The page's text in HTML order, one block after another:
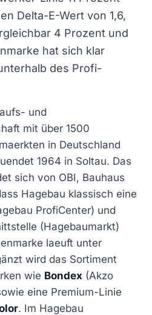
Delta-E-Wert von 1,6,
4 Prozent und
hat sich klar
des Profi-
und
mit über 1500
in Deutschland
1964 in Soltau. Das
sich von OBI, Bauhaus
Hagebau klassisch eine
ProfiCenter) und
(Hagebaumarkt)
laeuft unter
wird das Sortiment
wie Bondex (Akzo
eine Premium-Linie
. Im Hagebau